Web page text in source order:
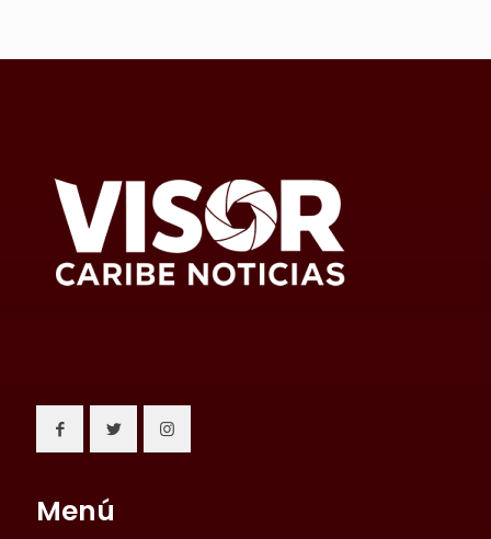
Menú